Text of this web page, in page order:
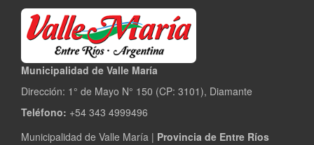
Municipalidad de Valle María
Dirección: 1° de Mayo N° 150 (CP: 3101), Diamante
Teléfono: +54 343 4999496
Municipalidad de Valle María | Provincia de Entre Ríos